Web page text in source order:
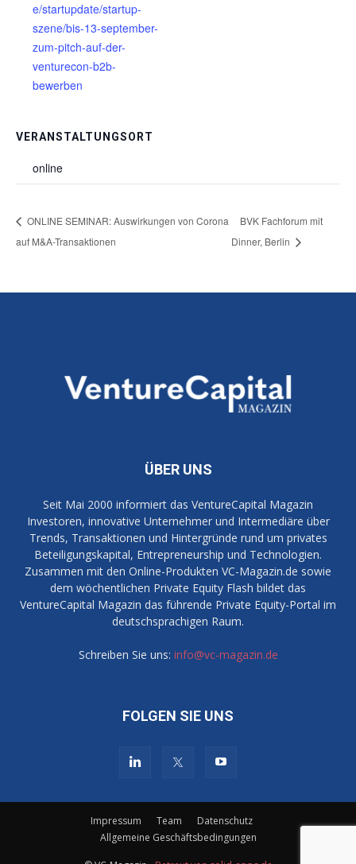
e/startupdate/startup-
szene/bis-13-september-
zum-pitch-auf-der-
venturecon-b2b-
bewerben
VERANSTALTUNGSORT
online
ONLINE SEMINAR: Auswirkungen von Corona
auf M&A-Transaktionen
BVK Fachforum mit
Dinner, Berlin
ÜBER UNS
Seit Mai 2000 informiert das VentureCapital Magazin
Investoren, innovative Unternehmer und Intermediäre über
Trends, Transaktionen und Hintergründe rund um privates
Beteiligungskapital, Entrepreneurship und Technologien.
Zusammen mit den Online-Produkten VC-Magazin.de sowie
dem wöchentlichen Private Equity Flash bildet das
VentureCapital Magazin das führende Private Equity-Portal im
deutschsprachigen Raum.
Schreiben Sie uns: info@vc-magazin.de
FOLGEN SIE UNS
Impressum Team
Datenschutz
Allgemeine Geschäftsbedingungen